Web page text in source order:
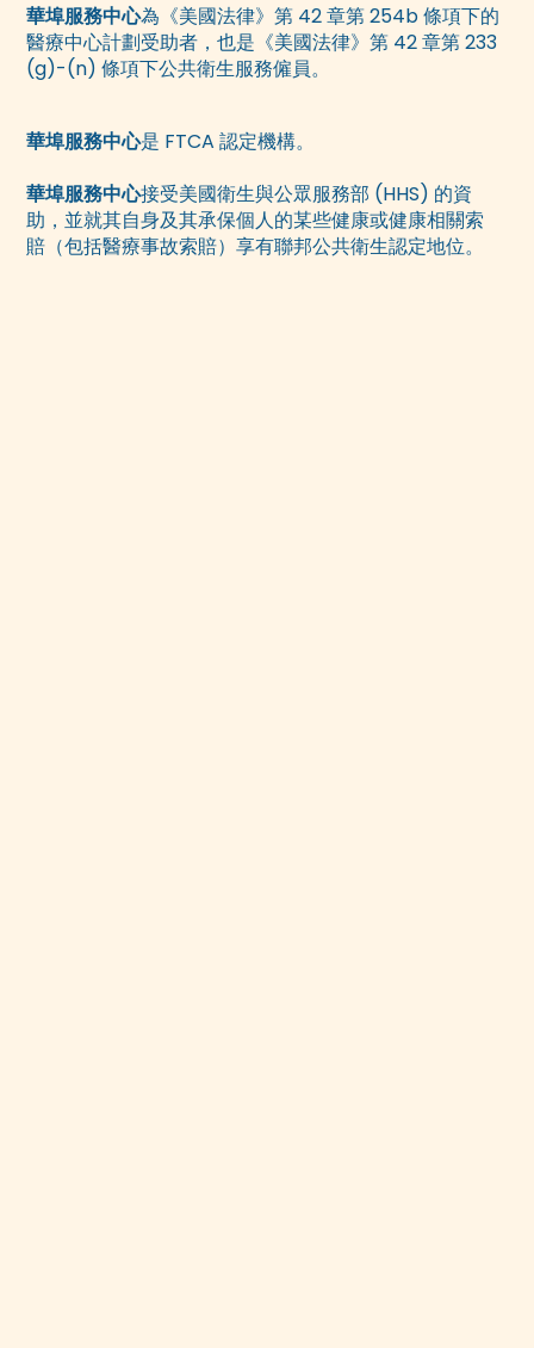
華埠服務中心為《美國法律》第 42 章第 254b 條項下的
醫療中心計劃受助者，也是《美國法律》第 42 章第 233
(g)-(n) 條項下公共衛生服務僱員。
華埠服務中心是 FTCA 認定機構。
華埠服務中心接受美國衛生與公眾服務部 (HHS) 的資
助，並就其自身及其承保個人的某些健康或健康相關索
賠（包括醫療事故索賠）享有聯邦公共衛生認定地位。